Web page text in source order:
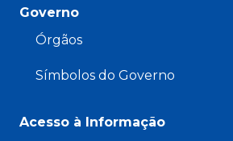
Governo
Órgãos
Símbolos do Governo
Acesso à Informação